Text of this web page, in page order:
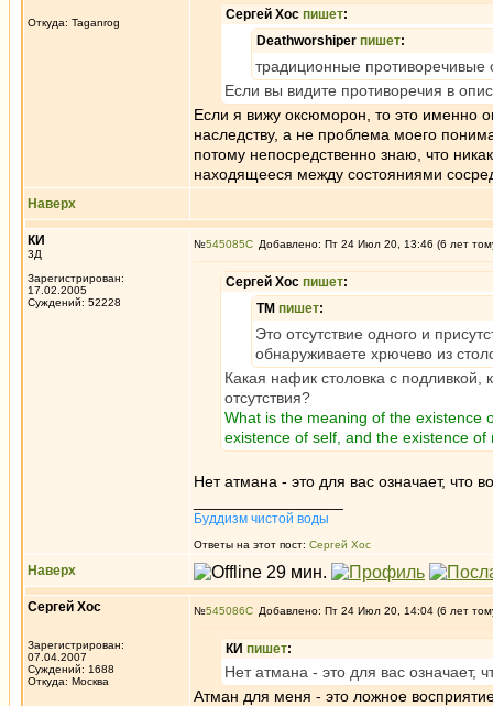
Откуда: Taganrog
Сергей Хос пишет:
Deathworshiper пишет:
традиционные противоречивые
Если вы видите противоречия в
Если я вижу оксюморон, то это именно
наследству, а не проблема моего
потому непосредственно знаю, что
находящееся между состояниями
Наверх
КИ
3Д
Зарегистрирован:
17.02.2005
Суждений: 52228
№545085 Добавлено: Пт 24 Июл 20, 13:46 (6 лет
Сергей Хос пишет:
ТМ пишет:
Это отсутствие одного и
обнаруживаете хрючево из
Какая нафик столовка с подливкой,
отсутствия?
What is the meaning of the existence
existence of self, and the existence of
Нет атмана - это для вас означает, что
Буддизм чистой воды
Ответы на этот пост: Сергей Хос
Наверх
Сергей Хос
Зарегистрирован:
07.04.2007
Суждений: 1688
Откуда: Москва
№545086 Добавлено: Пт 24 Июл 20, 14:04 (6 лет
КИ пишет:
Нет атмана - это для вас означает,
Атман для меня - это ложное